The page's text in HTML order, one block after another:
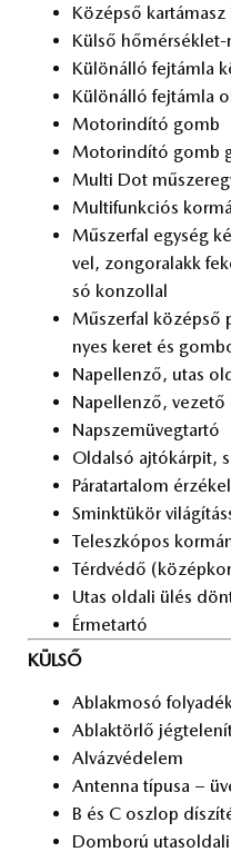
Kö­zép­ső kar­tá­masz
Kül­ső
Kü­lön­ál­ló fej­tám­la
Kü­lön­ál­ló fej­tám­la
Mo­tor­in­dí­tó gomb
Mo­tor­in­dí­tó gomb
Mul­ti Dot
Mul­ti­funk­ci­ós
Mű­szer­fal egy­ség
vel, zon­go­ra­lakk
só kon­zol­lal
Mű­szer­fal kö­zép­ső
nyes ke­ret és
Nap­el­len­ző, utas
Nap­el­len­ző,
Nap­szem­üveg­tar­tó
Ol­dal­só aj­tó­kár­pit,
Pá­ra­tar­ta­lom
Smink­tü­kör
Te­lesz­kó­pos
Térd­vé­dő
Utas ol­da­li ülés
Ér­me­tar­tó
KÜLSŐ
Ab­lak­mo­só
Ab­lak­tör­lő
Al­váz­vé­de­lem
An­ten­na tí­pu­sa –
B és C osz­lop
Dom­bo­rú